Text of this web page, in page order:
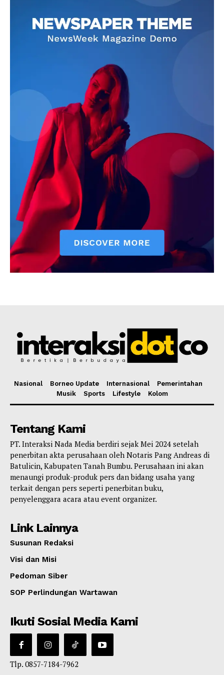
Nasional Borneo Update Internasional
Pemerintahan
Musik
Sports Lifestyle Kolom
Tentang Kami
PT. Interaksi Nada Media berdiri sejak Mei 2024 setelah
penerbitan akta perusahaan oleh Notaris Pang Andreas di
Batulicin, Kabupaten Tanah Bumbu. Perusahaan ini akan
menaungi produk-produk pers dan bidang usaha yang
terkait dengan pers seperti penerbitan buku,
penyelenggara acara atau event organizer.
Link Lainnya
Susunan Redaksi
Visi dan Misi
Pedoman Siber
SOP Perlindungan Wartawan
Ikuti Sosial Media Kami
Tlp. 0857-7184-7962